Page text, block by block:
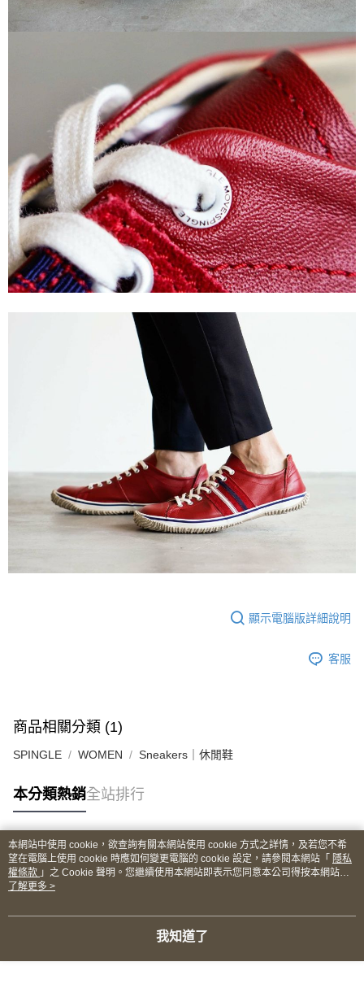
顯示電腦版詳細說明
客服
商品相關分類 (1)
SPINGLE WOMEN Sneakers｜休閒鞋
本分類熱銷全站排行
熱門標籤
本網站中使用 cookie，欲查詢有關本網站使用 cookie 方式之詳情，及若您不希
望在電腦上使用 cookie 時應如何變更電腦的 cookie 設定，請參閱本網站「 隱私
權條款 」之 Cookie 聲明。您繼續使用本網站即表示您同意本公司得按本網站使
用條款之 Cookie 聲明使用 cookie。
了解更多 >
我知道了